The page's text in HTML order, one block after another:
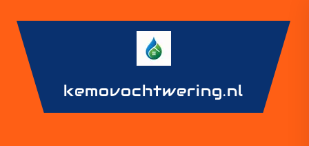
content
kemovochtwering.nl